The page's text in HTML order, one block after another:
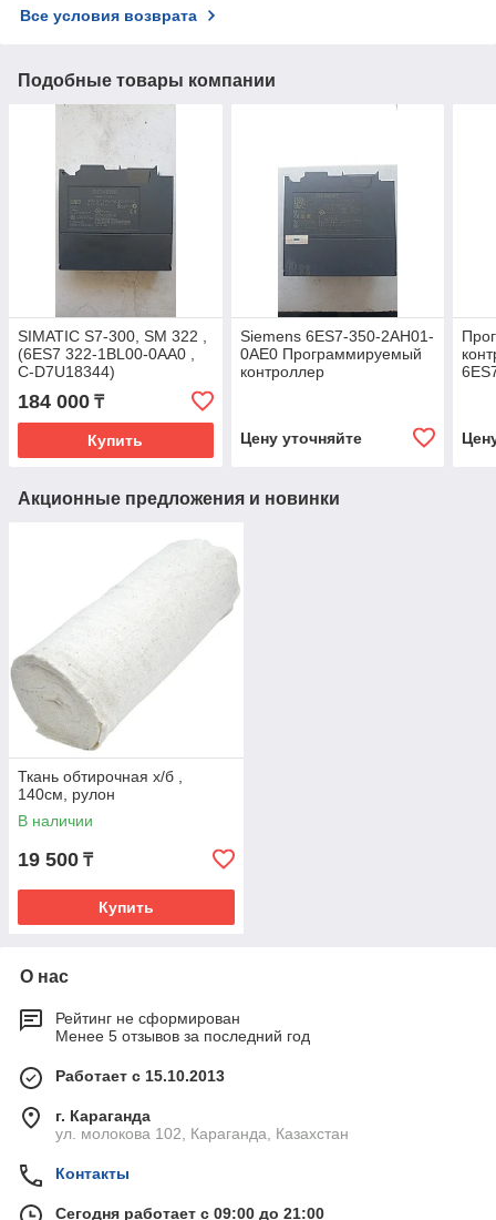
Все условия возврата
Подобные товары компании
SIMATIC S7-300, SM 322 ,
(6ES7 322-1BL00-0AA0 ,
C-D7U18344)
184 000 ₸
Купить
Siemens 6ES7-350-2AH01-
0AE0 Программируемый
контроллер
Цену уточняйте
Акционные предложения и новинки
Ткань обтирочная х/б ,
140см, рулон
В наличии
19 500 ₸
Купить
О нас
Рейтинг не сформирован
Менее 5 отзывов за последний год
Работает с 15.10.2013
г. Караганда
ул. молокова 102, Караганда, Казахстан
Контакты
Сегодня работает с 09:00 до 21:00